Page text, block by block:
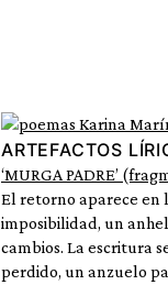
ARTEFACTOS
‘MURGA PADRE’
El retorno aparece en
imposibilidad, un
cambios. La escritura
perdido, un anzuelo